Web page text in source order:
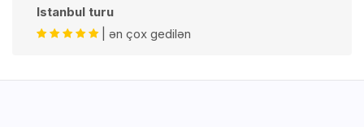
Istanbul turu
| ən çox gedilən